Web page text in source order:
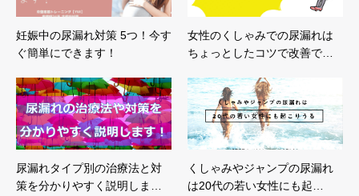
妊娠中の尿漏れ対策 5つ！今す
ぐ簡単にできます！
女性のくしゃみでの尿漏れは
ちょっとしたコツで改善で…
尿漏れタイプ別の治療法と対
策を分かりやすく説明しま…
くしゃみやジャンプの尿漏れ
は20代の若い女性にも起…